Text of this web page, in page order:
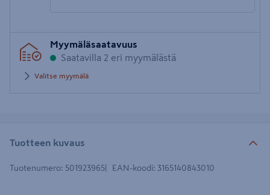
postinumero
Myymäläsaatavuus
Saatavilla 2 eri myymälästä
Valitse myymälä
Tuotteen kuvaus
Tuotenumero: 501923965 EAN-koodi: 3165140843010